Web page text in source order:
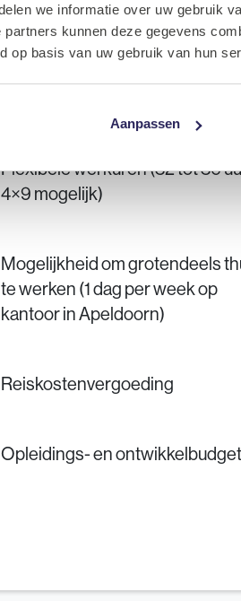
we informatie over uw gebruik
kunnen deze gegevens
op basis van uw gebruik van hun
Aanpassen
8% vakantiegeld
Flexibele werkuren (32 tot 36
4×9 mogelijk)
Mogelijkheid om grotendeels
te werken (1 dag per week op
kantoor in Apeldoorn)
Reiskostenvergoeding
Opleidings- en ontwikkelbudget